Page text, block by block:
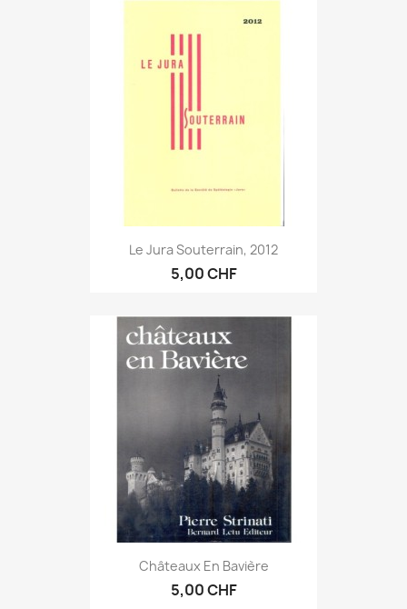
Le Jura Souterrain, 2012
5,00 CHF
Châteaux En Bavière
5,00 CHF